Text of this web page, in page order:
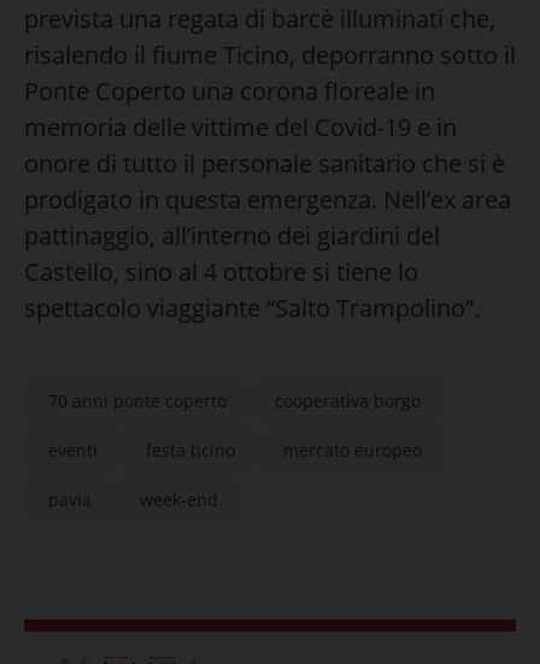
prevista una regata di barcè illuminati che,
risalendo il fiume Ticino, deporranno sotto il
Ponte Coperto una corona floreale in
memoria delle vittime del Covid-19 e in
onore di tutto il personale sanitario che si è
prodigato in questa emergenza. Nell’ex area
pattinaggio, all’interno dei giardini del
Castello, sino al 4 ottobre si tiene lo
spettacolo viaggiante “Salto Trampolino”.
70 anni ponte coperto cooperativa borgo
eventi festa ticino mercato europeo
pavia week-end